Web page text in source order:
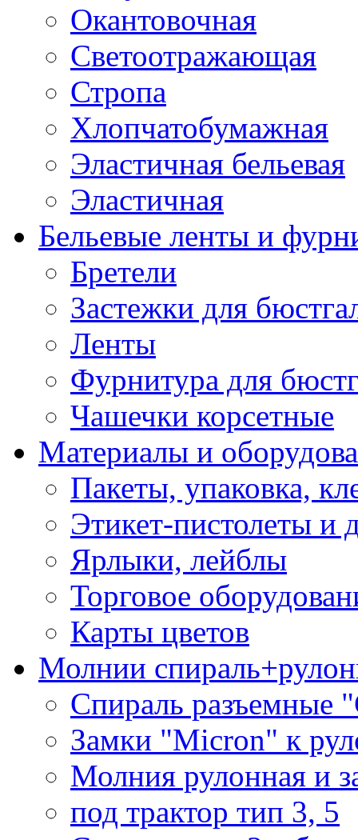
Окантовочная
Светоотражающая
Стропа
Хлопчатобумажная
Эластичная бельевая
Эластичная
Бельевые ленты и
Бретели
Застежки для
Ленты
Фурнитура для
Чашечки корсетные
Материалы и
Пакеты, упаковка,
Этикет-пистолеты и
Ярлыки, лейблы
Торговое
Карты цветов
Молнии
Спираль разъемные
Замки "Micron" к
Молния рулонная и
под трактор тип 3, 5